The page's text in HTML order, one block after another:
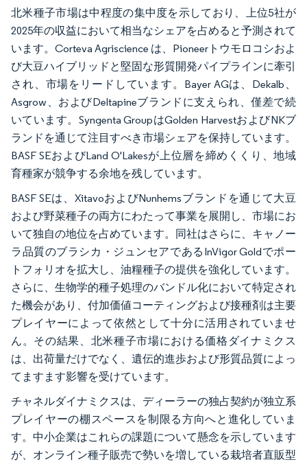
北米種子市場は中程度の集中度を示しており、上位5社が
2025年の収益において相当なシェアを占めると予測されて
います。Corteva Agriscience は、Pioneerトウモロコシおよ
び大豆ハイブリッドと堅固な形質開発パイプラインに牽引
され、市場をリードしています。Bayer AGは、Dekalb、
Asgrow、およびDeltapineブランドに支えられ、僅差で続
いています。Syngenta GroupはGolden HarvestおよびNKブ
ランドを通じて注目すべき市場シェアを保持しています。
BASF SEおよびLand O'Lakesが上位層を締めくくり、地域
育種家が競争する余地を残しています。
BASF SEは、XitavoおよびNunhemsブランドを通じて大豆
および野菜種子の両方にわたって事業を展開し、市場にお
いて独自の地位を占めています。同社はさらに、キャノー
ラ品質のブラシカ・ジュンセアであるInVigor Goldでポー
トフォリオを拡大し、油糧種子の提供を強化しています。
さらに、生物学的種子処理のバンドル化において特定され
た機会があり、付加価値コーティングおよび接種剤は主要
プレイヤーによって依然として十分に活用されていませ
ん。その結果、北米種子市場における価格ダイナミクス
は、出荷量だけでなく、遺伝的進歩および形質品質によっ
てますます影響を受けています。
チャネルダイナミクスは、ディーラーの独占契約が独立系
プレイヤーの棚スペースを制限る方向へと進化していま
す。中小企業はこれらの課題について懸念を示しています
が、オンライン種子販売で勢いを増している栽培者直販型